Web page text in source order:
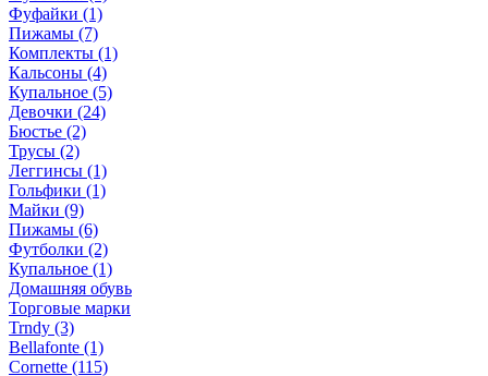
Фуфайки (1)
Пижамы (7)
Комплекты (1)
Кальсоны (4)
Купальное (5)
Девочки (24)
Бюстье (2)
Трусы (2)
Леггинсы (1)
Гольфики (1)
Майки (9)
Пижамы (6)
Футболки (2)
Купальное (1)
Домашняя обувь
Торговые марки
Trndy (3)
Bellafonte (1)
Cornette (115)